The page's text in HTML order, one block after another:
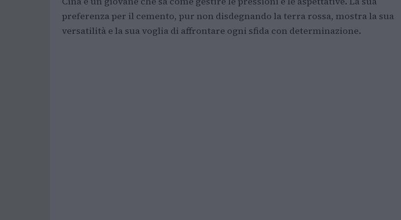
preferenza per il cemento, pur non disdegnando la terra rossa, mostra la sua
versatilità e la sua voglia di affrontare ogni sfida con determinazione.